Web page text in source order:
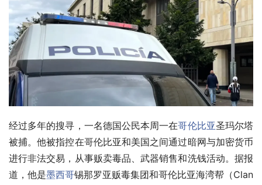
经过多年的搜寻，一名德国公民本周一在哥伦比亚圣玛尔塔
被捕。他被指控在哥伦比亚和美国之间通过暗网与加密货币
进行非法交易，从事贩卖毒品、武器销售和洗钱活动。据报
道，他是墨西哥锡那罗亚贩毒集团和哥伦比亚海湾帮（Clan